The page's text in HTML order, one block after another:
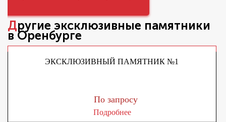
Другие эксклюзивные памятники
в Оренбурге
ЭКСКЛЮЗИВНЫЙ ПАМЯТНИК №1
По запросу
Подробнее